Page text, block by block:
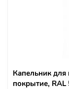
Капельник
покрытие,